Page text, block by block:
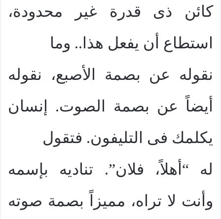
كائن ذى قدرة غير محدودة،
استطاع أن يفعل هذا.. وما
نقوله عن بصمة الأصبع، نقوله
أيضاً عن بصمة الصوت. إنسان
يكلمك فى التليفون. فتقول
له “أهلاً، فلان”. تناديه بإسمه
وأنت لا تراه، مميزاً بصمة صوته